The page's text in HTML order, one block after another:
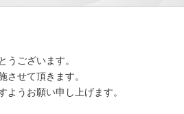
うございます。
させて頂きます。
うお願い申し上げます。